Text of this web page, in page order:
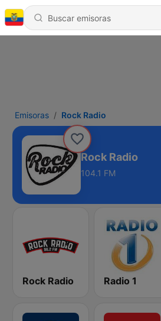
Emisoras Rock Radio
Rock Radio
104.1 FM
Rock Radio Radio 1